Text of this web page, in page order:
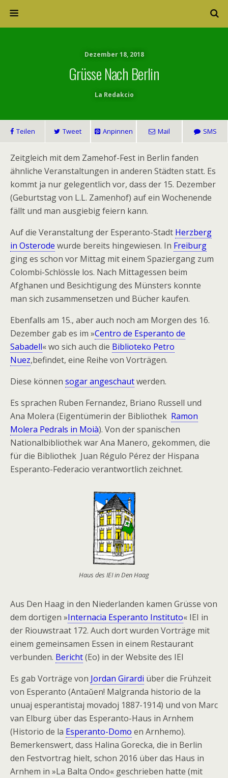
Dezember 18, 2018
Grüsse Nach Berlin
La Redakcio
Teilen Tweet Anpinnen Mail SMS
Zeitgleich mit dem Zamehof-Fest in Berlin fanden
ähnliche Veranstaltungen in anderen Städten statt. Es
kommt ja nur gelegentlich vor, dass der 15. Dezember
(Geburtstag von L.L. Zamenhof) auf ein Wochenende
fällt und man ausgiebig feiern kann.
Auf die Veranstaltung der Esperanto-Stadt Herzberg
in Osterode wurde bereits hingewiesen. In Freiburg
ging es schon vor Mittag mit einem Spaziergang zum
Colombi-Schlössle los. Nach Mittagessen beim
Afghanen und Besichtigung des Münsters konnte
man sich zusammensetzen und Bücher kaufen.
Ebenfalls am 15., aber auch noch am Morgen des 16.
Dezember gab es im »Centro de Esperanto de
Sabadell« wo sich auch die Biblioteko Petro
Nuez,befindet, eine Reihe von Vorträgen.
Diese können sogar angeschautwerden.
Es sprachen Ruben Fernandez, Briano Russell und
Ana Molera (Eigentümerin der Bibliothek Ramon
Molera Pedrals in Moià). Von der spanischen
Nationalbibliothek war Ana Manero, gekommen, die
für die Bibliothek Juan Régulo Pérez der Hispana
Esperanto-Federacio verantwortlich zeichnet.
Haus des IEI in Den Haag
Aus Den Haag in den Niederlanden kamen Grüsse von
dem dortigen »Internacia Esperanto Instituto« IEI in
der Riouwstraat 172. Auch dort wurden Vorträge mit
einem gemeinsamen Essen in einem Restaurant
verbunden. Bericht(Eo) in der Website des IEI
Es gab Vorträge von Jordan Girardi über die Frühzeit
von Esperanto (Antaŭen! Malgranda historio de la
unuaj esperantistaj movadoj 1887-1914) und von Marc
van Elburg über das Esperanto-Haus in Arnhem
(Historio de la Esperanto-Domo en Arnhemo).
Bemerkenswert, dass Halina Gorecka, die in Berlin
den Festvortrag hielt, schon 2016 über das Haus in
Arnhem in »La Balta Ondo« geschrieben hatte (mit